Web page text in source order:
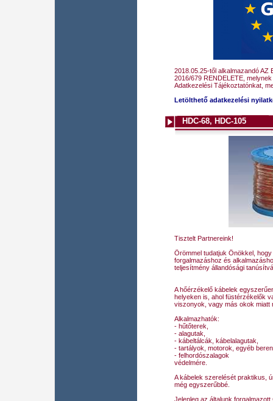
2018.05.25-től alkalmazandó AZ
2016/679 RENDELETE,
Adatkezelési Tájékoztatónkat,
Letölthető adatkezelési
HDC-68, HDC-105
Tisztelt Partnereink!
Örömmel tudatjuk Önökkel,
forgalmazáshoz és
teljesítmény állandósági
A hőérzékelő kábelek
helyeken is, ahol füstérzékelők
viszonyok, vagy más okok miatt
Alkalmazhatók:
- hűtőterek,
- alagutak,
- kábeltálcák, kábelalagutak,
- tartályok, motorok, egyéb
- felhordószalagok
védelmére.
A kábelek szerelését praktikus,
még egyszerűbbé.
Jelenleg az általunk